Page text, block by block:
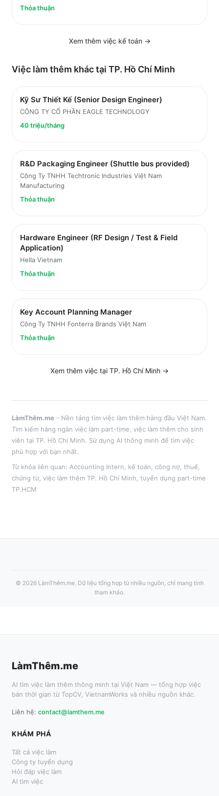
Thỏa thuận
Xem thêm việc kế toán→
Việc làm thêm khác tại TP. Hồ Chí Minh
Kỹ Sư Thiết Kế (Senior Design Engineer)
CÔNG TY CỔ PHẦN EAGLE TECHNOLOGY
40 triệu/tháng
R&D Packaging Engineer (Shuttle bus provided)
Công Ty TNHH Techtronic Industries Việt Nam
Manufacturing
Thỏa thuận
Hardware Engineer (RF Design / Test & Field
Application)
Hella Vietnam
Thỏa thuận
Key Account Planning Manager
Công Ty TNHH Fonterra Brands Việt Nam
Thỏa thuận
Xem thêm việc tại TP. Hồ Chí Minh →
LàmThêm.me - Nền tảng tìm việc làm thêm hàng đầu Việt Nam.
Tìm kiếm hàng ngàn việc làm part-time, việc làm thêm cho sinh
viên tại TP. Hồ Chí Minh. Sử dụng AI thông minh để tìm việc
phù hợp với bạn nhất.
Từ khóa liên quan: Accounting Intern
kế toán, công nợ, thuế,
chứng từ , việc làm thêm TP. Hồ Chí Minh , tuyển dụng part-time
TP.HCM
© 2026 LàmThêm.me. Dữ liệu tổng hợp từ nhiều nguồn, chỉ mang tính
tham khảo.
LàmThêm.me
AI tìm việc làm thêm thông minh tại Việt Nam — tổng hợp việc
bán thời gian từ TopCV, VietnamWorks và nhiều nguồn khác.
Liên hệ: contact@lamthem.me
KHÁM PHÁ
Tất cả việc làm
Công ty tuyển dụng
Hỏi đáp việc làm
AI tìm việc